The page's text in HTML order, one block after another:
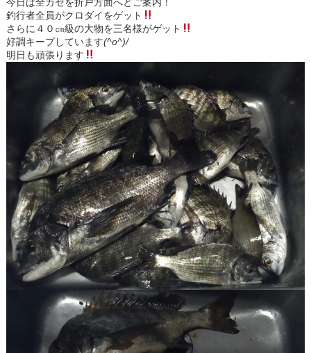
釣行者全員がクロダイをゲット
さらに４０㎝級の大物を三名様がゲット
好調キープしています(^o^)/
明日も頑張ります